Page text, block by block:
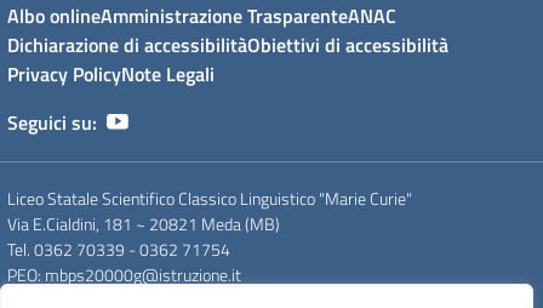
Albo onlineAmministrazione TrasparenteANAC
Dichiarazione di accessibilitàObiettivi di accessibilità
Privacy PolicyNote Legali
Seguici su:
Liceo Statale Scientifico Classico Linguistico "Marie Curie"
Via E.Cialdini, 181 ~ 20821 Meda (MB)
Tel. 0362 70339 - 0362 71754
PEO: mbps20000g@istruzione.it